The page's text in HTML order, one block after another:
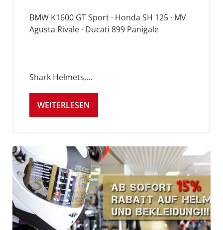
BMW K1600 GT Sport · Honda SH 125 · MV
Agusta Rivale · Ducati 899 Panigale
Shark Helmets,…
WEITERLESEN